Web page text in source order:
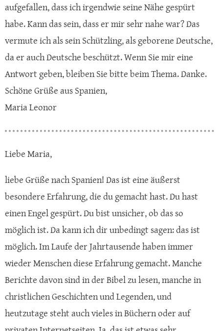
aufgefallen, dass ich irgendwie seine Nähe gespürt
habe. Kann das sein, dass er mir sehr nahe war? Das
vermute ich als sein Schützling, als geborene Deutsche,
da er auch Deutsche beschützt. Wenn Sie mir eine
Antwort geben, bleiben Sie bitte beim Thema. Danke.
Schöne Grüße aus Spanien,
Maria Leonor
Liebe Maria,
liebe Grüße nach Spanien! Das ist eine äußerst
besondere Erfahrung, die du gemacht hast. Du hast
einen Engel gespürt. Du bist unsicher, ob das so
möglich ist. Da kann ich dir unbedingt sagen: das ist
möglich. Im Laufe der Jahrtausende haben immer
wieder Menschen diese Erfahrung gemacht. Manche
Berichte davon sind in der Bibel zu lesen, manche in
christlichen Geschichten und Legenden, und
heutzutage steht auch vieles in Büchern oder auf